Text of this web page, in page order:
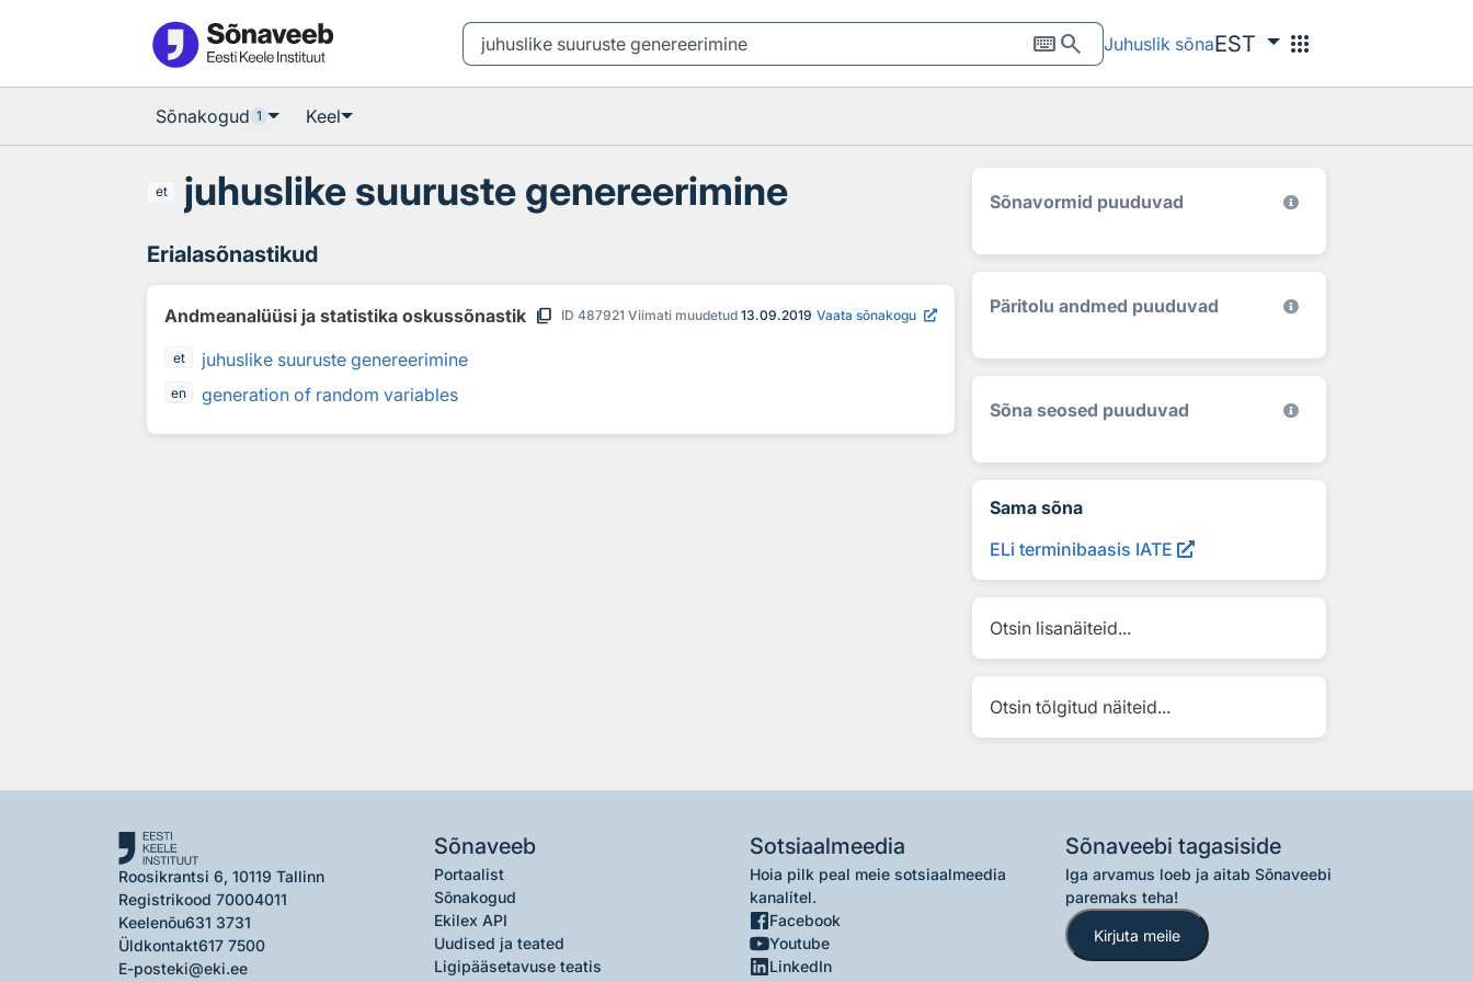
keyboardsearch Juhuslik sõnaEST apps
Sõnakogud 1 Keel
et juhuslike suuruste genereerimine
Erialasõnastikud
Andmeanalüüsi ja statistika oskussõnastik content_copy ID 487921 Viimati muudetud 13.09.2019 Vaata sõnakogu
et juhuslike suuruste genereerimine
en generation of random variables
Sõnavormid puuduvad
Päritolu andmed puuduvad
Sõna seosed puuduvad
Sama sõna
ELi terminibaasis IATE
Otsin lisanäiteid...
Otsin tõlgitud näiteid...
Roosikrantsi 6, 10119 Tallinn
Registrikood 70004011
Keelenõu631 3731
Üldkontakt617 7500
E-posteki@eki.ee
Sõnaveeb
Portaalist
Sõnakogud
Ekilex API
Uudised ja teated
Ligipääsetavuse teatis
Sotsiaalmeedia
Hoia pilk peal meie sotsiaalmeedia
kanalitel.
Facebook
Youtube
LinkedIn
Sõnaveebi tagasiside
Iga arvamus loeb ja aitab Sõnaveebi
paremaks teha!
Kirjuta meile